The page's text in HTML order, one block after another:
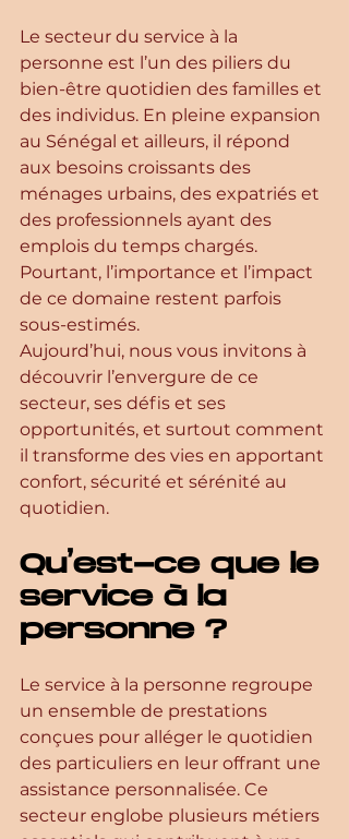
Le secteur du service à la
personne est l’un des piliers du
bien-être quotidien des familles et
des individus. En pleine expansion
au Sénégal et ailleurs, il répond
aux besoins croissants des
ménages urbains, des expatriés et
des professionnels ayant des
emplois du temps chargés.
Pourtant, l’importance et l’impact
de ce domaine restent parfois
sous-estimés.
Aujourd’hui, nous vous invitons à
découvrir l’envergure de ce
secteur, ses défis et ses
opportunités, et surtout comment
il transforme des vies en apportant
confort, sécurité et sérénité au
quotidien.
Qu’est-ce que le
service à la
personne ?
Le service à la personne regroupe
un ensemble de prestations
conçues pour alléger le quotidien
des particuliers en leur offrant une
assistance personnalisée. Ce
secteur englobe plusieurs métiers